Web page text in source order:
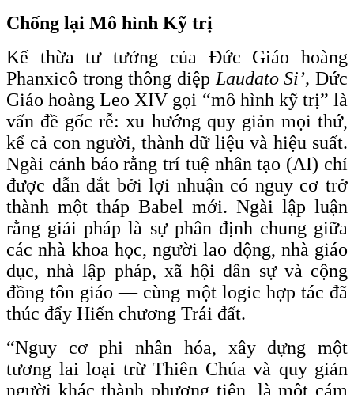
Chống lại Mô hình Kỹ trị
Kế thừa tư tưởng của Đức Giáo hoàng
Phanxicô trong thông điệp Laudato Si’, Đức
Giáo hoàng Leo XIV gọi “mô hình kỹ trị” là
vấn đề gốc rễ: xu hướng quy giản mọi thứ,
kể cả con người, thành dữ liệu và hiệu suất.
Ngài cảnh báo rằng trí tuệ nhân tạo (AI) chỉ
được dẫn dắt bởi lợi nhuận có nguy cơ trở
thành một tháp Babel mới. Ngài lập luận
rằng giải pháp là sự phân định chung giữa
các nhà khoa học, người lao động, nhà giáo
dục, nhà lập pháp, xã hội dân sự và cộng
đồng tôn giáo — cùng một logic hợp tác đã
thúc đẩy Hiến chương Trái đất.
“Nguy cơ phi nhân hóa, xây dựng một
tương lai loại trừ Thiên Chúa và quy giản
người khác thành phương tiện, là một cám